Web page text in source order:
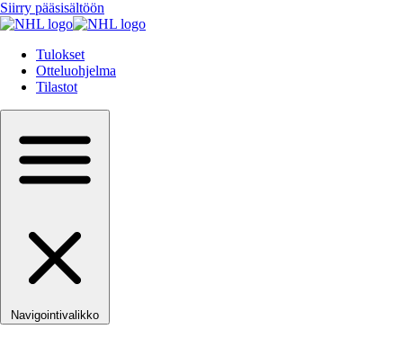
Siirry pääsisältöön
Tulokset
Otteluohjelma
Tilastot
Navigointivalikko